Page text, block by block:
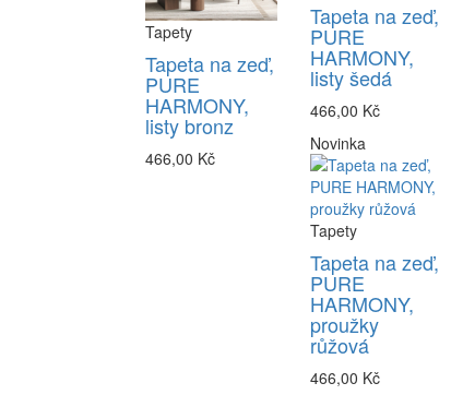
Tapety
Tapeta na zeď,
PURE
HARMONY,
listy bronz
466,00 Kč
Tapeta na zeď,
PURE
HARMONY,
listy šedá
466,00 Kč
Novinka
Tapety
Tapeta na zeď,
PURE
HARMONY,
proužky
růžová
466,00 Kč